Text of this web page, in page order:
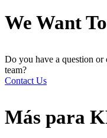
We Want
Do you have a question
team?
Contact Us
Más para